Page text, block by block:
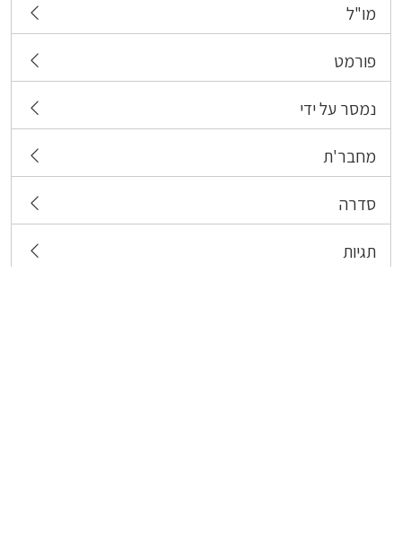
מו"ל
פורמט
נמסר על ידי
מחבר'ת
סדרה
תגיות